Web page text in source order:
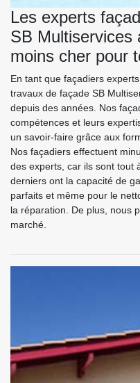
Les experts
SB Multiservices
moins cher pour
En tant que façadiers
travaux de façade SB
depuis des années. Nos
compétences et leurs
un savoir-faire grâce aux
Nos façadiers effectuent
des experts, car ils sont tout
derniers ont la capacité de
parfaits et même pour le
la réparation. De plus, nous
marché.